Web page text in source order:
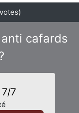
votes)
cafards
7/7